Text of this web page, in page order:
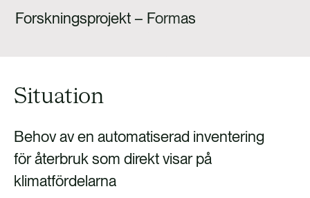
Forskningsprojekt – Formas
Situation
Behov av en automatiserad inventering
för återbruk som direkt visar på
klimatfördelarna